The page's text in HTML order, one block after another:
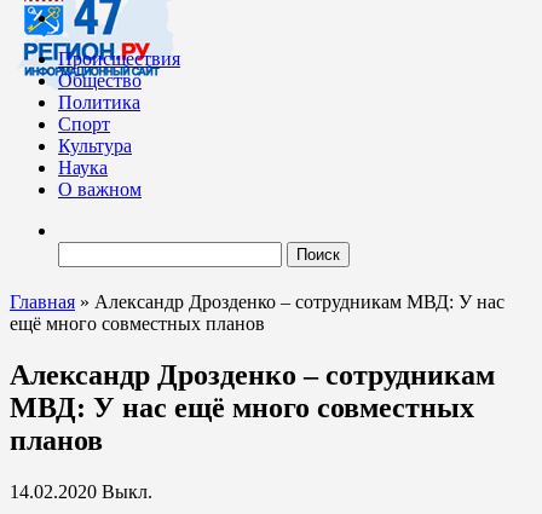
Происшествия
Общество
Политика
Спорт
Культура
Наука
О важном
Главная » Александр Дрозденко – сотрудникам МВД: У нас
ещё много совместных планов
Александр Дрозденко – сотрудникам
МВД: У нас ещё много совместных
планов
14.02.2020 Выкл.